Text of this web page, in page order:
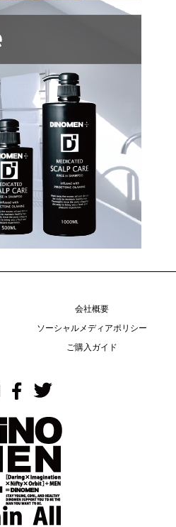
会社概要
ソーシャルメディアポリシー
ご購入ガイド